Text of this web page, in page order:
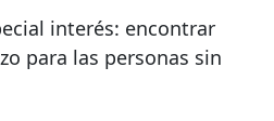
interés: encontrar
para las personas sin